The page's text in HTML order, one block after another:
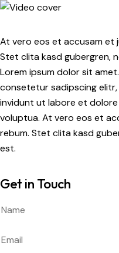
At vero eos et accusam et
Stet clita kasd gubergren,
Lorem ipsum dolor sit
consetetur sadipscing
invidunt ut labore et
voluptua. At vero eos et
rebum. Stet clita kasd
est.
Get in Touch